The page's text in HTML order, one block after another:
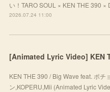
い！TARO SOUL × KEN THE 390 ×
2026.07.24 11:00
KEN THE 390 / Big Wave feat. ポチ
ン,KOPERU,Mii (Animated Lyric